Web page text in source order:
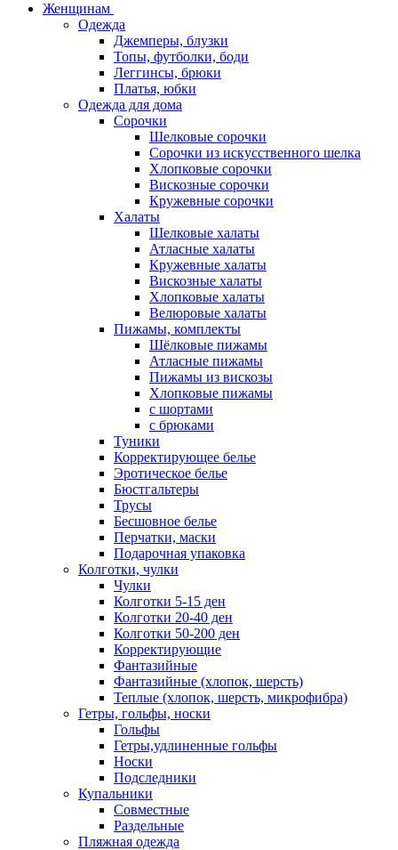
Женщинам
Одежда
Джемперы, блузки
Топы, футболки, боди
Леггинсы, брюки
Платья, юбки
Одежда для дома
Сорочки
Шелковые сорочки
Сорочки из искусственного шелка
Хлопковые сорочки
Вискозные сорочки
Кружевные сорочки
Халаты
Шелковые халаты
Атласные халаты
Кружевные халаты
Вискозные халаты
Хлопковые халаты
Велюровые халаты
Пижамы, комплекты
Шёлковые пижамы
Атласные пижамы
Пижамы из вискозы
Хлопковые пижамы
с шортами
с брюками
Туники
Корректирующее белье
Эротическое белье
Бюстгальтеры
Трусы
Бесшовное белье
Перчатки, маски
Подарочная упаковка
Колготки, чулки
Чулки
Колготки 5-15 ден
Колготки 20-40 ден
Колготки 50-200 ден
Корректирующие
Фантазийные
Фантазийные (хлопок, шерсть)
Теплые (хлопок, шерсть, микрофибра)
Гетры, гольфы, носки
Гольфы
Гетры,удлиненные гольфы
Носки
Подследники
Купальники
Совместные
Раздельные
Пляжная одежда